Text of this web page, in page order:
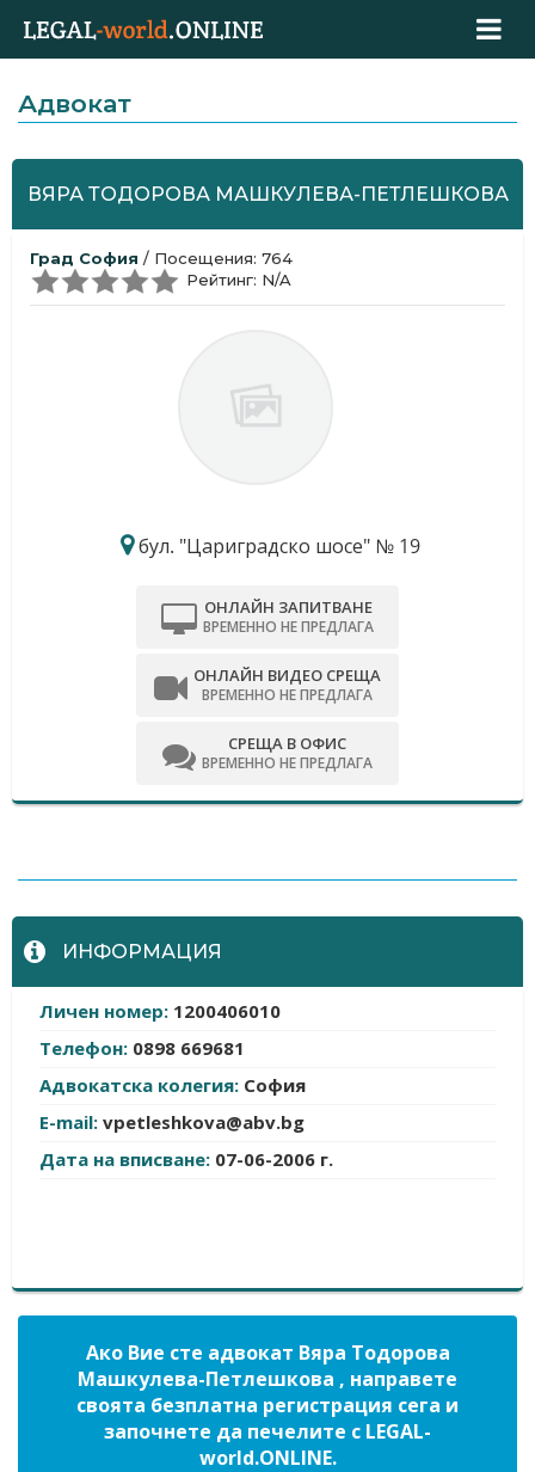
Адвокат
ВЯРА ТОДОРОВА МАШКУЛЕВА-ПЕТЛЕШКОВА
Град София / Посещения: 764
Рейтинг: N/A
бул. "Цариградско шосе" № 19
ОНЛАЙН ЗАПИТВАНЕ
ВРЕМЕННО НЕ ПРЕДЛАГА
ОНЛАЙН ВИДЕО СРЕЩА
ВРЕМЕННО НЕ ПРЕДЛАГА
СРЕЩА В ОФИС
ВРЕМЕННО НЕ ПРЕДЛАГА
ИНФОРМАЦИЯ
Личен номер: 1200406010
Телефон: 0898 669681
Адвокатска колегия: София
E-mail: vpetleshkova@abv.bg
Дата на вписване: 07-06-2006 г.
Ако Вие сте адвокат Вяра Тодорова
Машкулева-Петлешкова , направете
своята безплатна регистрация сега и
започнете да печелите с LEGAL-
world.ONLINE.